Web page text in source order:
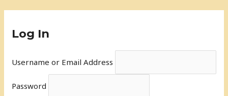
Log In
Username or Email Address
Password